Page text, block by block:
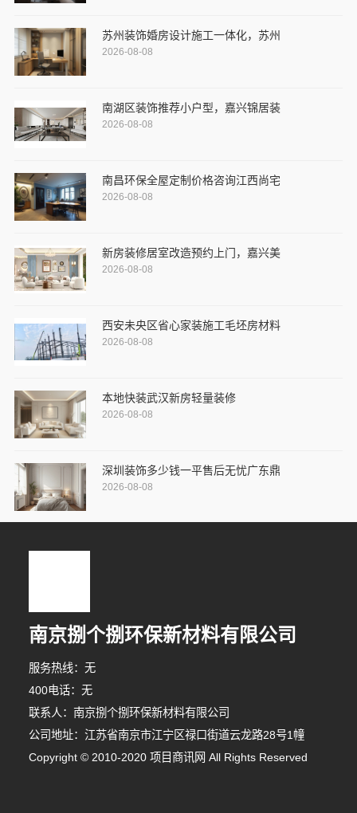
苏州装饰婚房设计施工一体化，苏州
2026-08-08
南湖区装饰推荐小户型，嘉兴锦居装
2026-08-08
南昌环保全屋定制价格咨询江西尚宅
2026-08-08
新房装修居室改造预约上门，嘉兴美
2026-08-08
西安未央区省心家装施工毛坯房材料
2026-08-08
本地快装武汉新房轻量装修
2026-08-08
深圳装饰多少钱一平售后无忧广东鼎
2026-08-08
南京捌个捌环保新材料有限公司
服务热线：无
400电话：无
联系人：南京捌个捌环保新材料有限公司
公司地址：江苏省南京市江宁区禄口街道云龙路28号1幢
Copyright © 2010-2020 项目商讯网 All Rights Reserved